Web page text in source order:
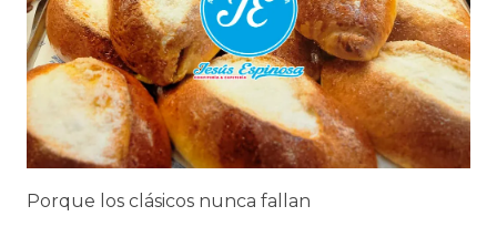
Porque los clásicos nunca fallan